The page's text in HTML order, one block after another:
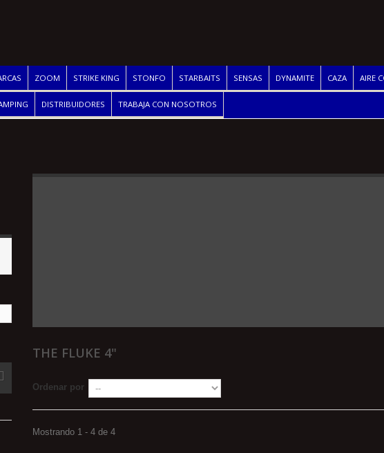
ZOOM STRIKE KING STONFO STARBAITS SENSAS DYNAMITE CAZA AIRE
DISTRIBUIDORES TRABAJA CON NOSOTROS
THE FLUKE 4"
Ordenar por
Mostrando 1 - 4 de 4